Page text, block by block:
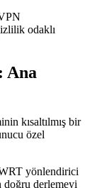
odaklı
Ana
kısaltılmış bir
özel
yönlendirici
doğru derlemeyi